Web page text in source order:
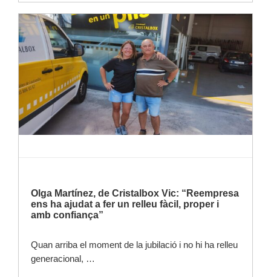
Llegir-ne més
Olga Martínez, de Cristalbox Vic: “Reempresa
ens ha ajudat a fer un relleu fàcil, proper i
amb confiança”
Quan arriba el moment de la jubilació i no hi ha relleu
generacional, …